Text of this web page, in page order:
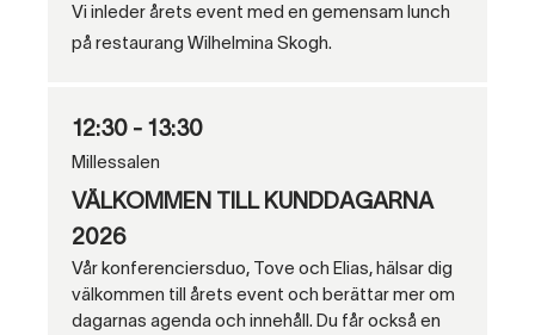
Vi inleder årets event med en gemensam lunch
på restaurang Wilhelmina Skogh.
12:30 - 13:30
Millessalen
VÄLKOMMEN TILL KUNDDAGARNA
2026
Vår konferenciersduo, Tove och Elias, hälsar dig
välkommen till årets event och berättar mer om
dagarnas agenda och innehåll. Du får också en